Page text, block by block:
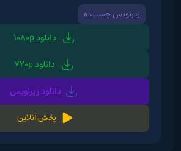
زیرنویس چسبیده
دانلود 1080p
دانلود 720p
دانلود زیرنویس
پخش آنلاین